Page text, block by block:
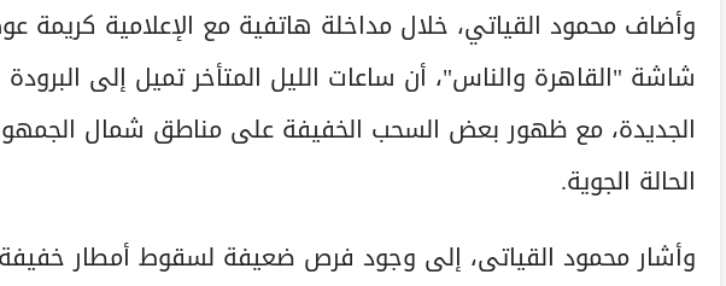
وأضاف محمود القياتي، خلال مداخلة هاتفية مع الإعلامية كريمة
شاشة "القاهرة والناس"، أن ساعات الليل المتأخر تميل إلى
الجديدة، مع ظهور بعض السحب الخفيفة على مناطق شمال
الحالة الجوية.
وأشار محمود القياتى، إلى وجود فرص ضعيفة لسقوط أمطار